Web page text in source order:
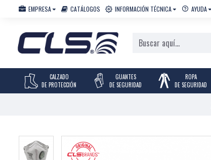
EMPRESA CATÁLOGOS INFORMACIÓN TÉCNICA AYUDA
CALZADO
DE PROTECCIÓN
GUANTES
DE SEGURIDAD
ROPA
DE SEGURIDAD